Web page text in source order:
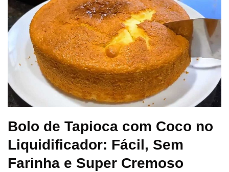
Bolo de Tapioca com Coco no
Liquidificador: Fácil, Sem
Farinha e Super Cremoso